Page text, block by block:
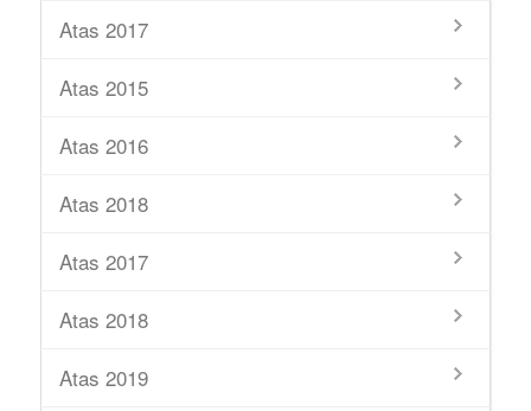
Atas 2017
Atas 2015
Atas 2016
Atas 2018
Atas 2017
Atas 2018
Atas 2019